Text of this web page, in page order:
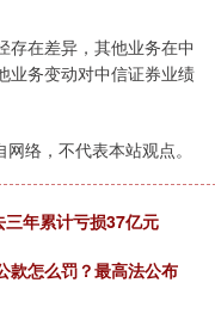
在差异，其他业务在中
业务变动对中信证券业绩
络，不代表本站观点。
年累计亏损37亿元
款怎么罚？最高法公布